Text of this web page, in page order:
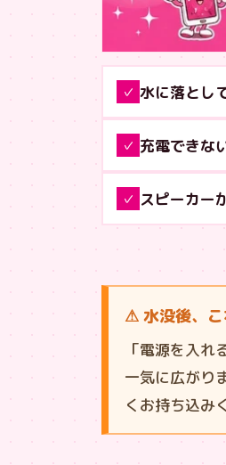
✓ 水に落とし
✓ 充電できな
✓ スピーカー
⚠ 水没後、こ
「電源を入
一気に広がり
くお持ち込み